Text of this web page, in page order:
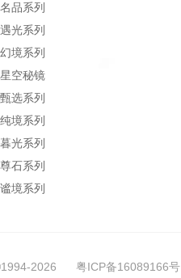
名品系列
遇光系列
幻境系列
星空秘镜
甄选系列
纯境系列
暮光系列
尊石系列
谧境系列
2026 粤ICP备16089166号